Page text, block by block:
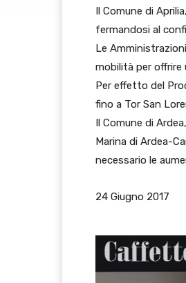
Il Comune di
fermandosi al
Le
mobilità per offrire
Per effetto del
fino a Tor San
Il Comune di
Marina di Ardea-
necessario le
24 Giugno 2017